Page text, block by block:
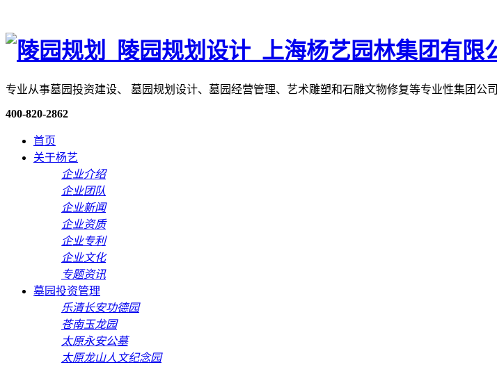
专业从事墓园投资建设、 墓园规划设计、墓园经营管理、艺术雕塑和石雕文物修复等专业性集团公司
400-820-2862
首页
关于杨艺
企业介绍
企业团队
企业新闻
企业资质
企业专利
企业文化
专题资讯
墓园投资管理
乐清长安功德园
苍南玉龙园
太原永安公墓
太原龙山人文纪念园